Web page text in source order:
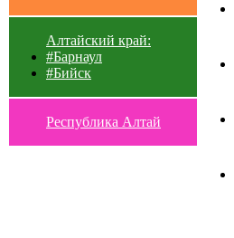
Алтайский край:
#Барнаул
#Бийск
Республика Алтай